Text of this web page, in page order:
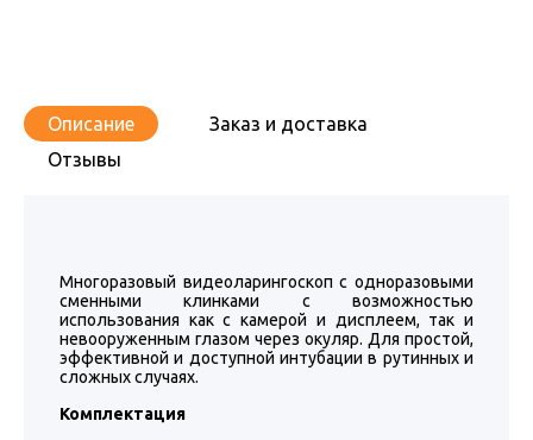
Описание
Заказ и доставка
Отзывы
Многоразовый видеоларингоскоп с одноразовыми
сменными клинками с возможностью
использования как с камерой и дисплеем, так и
невооруженным глазом через окуляр. Для простой,
эффективной и доступной интубации в рутинных и
сложных случаях.
Комплектация